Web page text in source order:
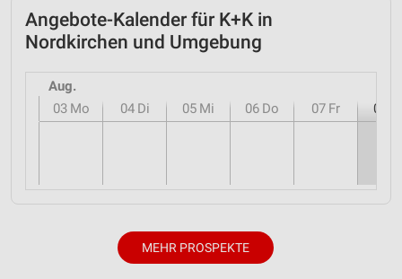
Angebote-Kalender für K+K in
Nordkirchen und Umgebung
Aug.
03 Mo 04 Di 05 Mi 06 Do 07 Fr 08
MEHR PROSPEKTE